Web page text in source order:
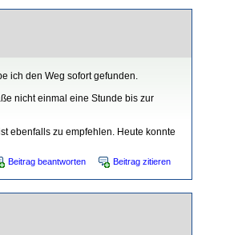
ich den Weg sofort gefunden.
nicht einmal eine Stunde bis zur
ebenfalls zu empfehlen. Heute konnte
Beitrag beantworten Beitrag zitieren